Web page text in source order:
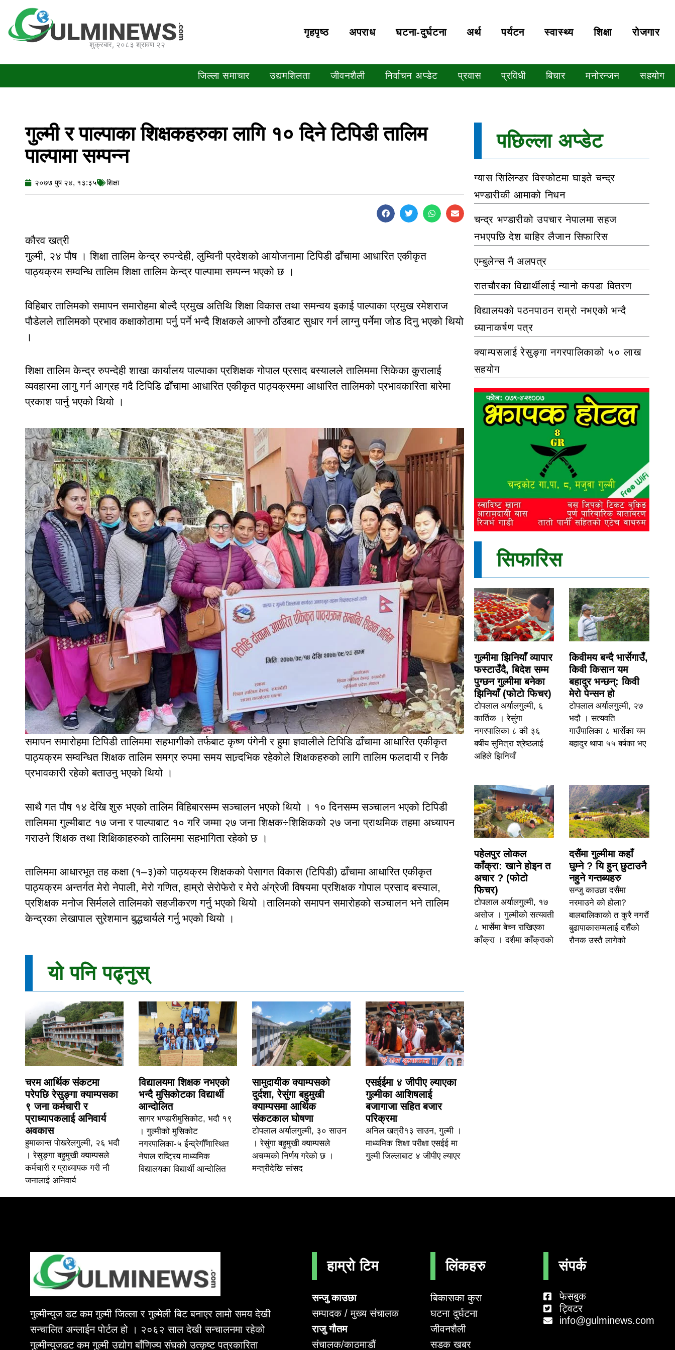
content
शुक्रबार, २०८३ श्रावण २२
गृहपृष्‍ठ अपराध घटना-दुर्घटना अर्थ पर्यटन स्वास्थ्य शिक्षा रोजगार
जिल्ला समाचार उद्यमशिलता जीवनशैली निर्वाचन अप्डेट प्रवास प्रविधी बिचार मनोरन्जन सहयोग
गुल्मी र पाल्पाका शिक्षकहरुका लागि १० दिने टिपिडी तालिम
पाल्पामा सम्पन्न
२०७७ पुष २४, १३:३५ शिक्षा
कौरव खत्री
गुल्मी, २४ पौष । शिक्षा तालिम केन्द्र रुपन्देही, लुम्विनी प्रदेशको आयोजनामा टिपिडी ढाँचामा आधारित एकीकृत
पाठ्यक्रम सम्वन्धि तालिम शिक्षा तालिम केन्द्र पाल्पामा सम्पन्न भएको छ ।
विहिबार तालिमको समापन समारोहमा बोल्दै प्रमुख अतिथि शिक्षा विकास तथा समन्वय इकाई पाल्पाका प्रमुख रमेशराज
पौडेलले तालिमको प्रभाव कक्षाकोठामा पर्नु पर्ने भन्दै शिक्षकले आफ्नो ठाँउबाट सुधार गर्न लाग्नु पर्नेमा जोड दिनु भएको थियो
।
शिक्षा तालिम केन्द्र रुपन्देही शाखा कार्यालय पाल्पाका प्रशिक्षक गोपाल प्रसाद बस्यालले तालिममा सिकेका कुरालाई
व्यवहारमा लागु गर्न आग्रह गदै टिपिडि ढाँचामा आधारित एकीकृत पाठ्यक्रममा आधारित तालिमको प्रभावकारिता बारेमा
प्रकाश पार्नु भएको थियो ।
समापन समारोहमा टिपिडी तालिममा सहभागीको तर्फबाट कृष्ण पंगेनी र हुमा ज्ञवालीले टिपिडि ढाँचामा आधारित एकीकृत
पाठ्यक्रम सम्वन्धित शिक्षक तालिम समग्र रुपमा समय सान्र्दभिक रहेकोले शिक्षकहरुको लागि तालिम फलदायी र निकै
प्रभावकारी रहेको बताउनु भएको थियो ।
साथै गत पौष १४ देखि शुरु भएको तालिम विहिबारसम्म सञ्चालन भएको थियो । १० दिनसम्म सञ्चालन भएको टिपिडी
तालिममा गुल्मीबाट १७ जना र पाल्पाबाट १० गरि जम्मा २७ जना शिक्षक÷शिक्षिकको २७ जना प्राथमिक तहमा अध्यापन
गराउने शिक्षक तथा शिक्षिकाहरुको तालिममा सहभागिता रहेको छ ।
तालिममा आधारभूत तह कक्षा (१–३)को पाठ्यक्रम शिक्षकको पेसागत विकास (टिपिडी) ढाँचामा आधारित एकीकृत
पाठ्यक्रम अन्तर्गत मेरो नेपाली, मेरो गणित, हाम्रो सेरोफेरो र मेरो अंग्रेजी विषयमा प्रशिक्षक गोपाल प्रसाद बस्याल,
प्रशिक्षक मनोज सिर्मलले तालिमको सहजीकरण गर्नु भएको थियो ।तालिमको समापन समारोहको सञ्चालन भने तालिम
केन्द्रका लेखापाल सुरेशमान बुद्धचार्यले गर्नु भएको थियो ।
यो पनि पढ्नुस्
चरम आर्थिक संकटमा
परेपछि रेसुङ्गा क्याम्पसका
९ जना कर्मचारी र
प्राध्यापकलाई अनिवार्य
अवकास
हुमाकान्त पोखरेलगुल्मी, २६ भदौ
। रेसुङ्गा बहुमुखी क्याम्पसले
कर्मचारी र प्राध्यापक गरी नौ
जनालाई अनिवार्य
विद्यालयमा शिक्षक नभएको
भन्दै मुसिकोटका विद्यार्थी
आन्दोलित
सागर भण्डारीमुसिकोट, भदौ १९
। गुल्मीको मुसिकोट
नगरपालिका-५ ईन्द्रेगौँणास्थित
नेपाल राष्ट्रिय माध्यमिक
विद्यालयका विद्यार्थी आन्दोलित
सामुदायीक क्याम्पसको
दुर्दशा, रेसुंगा बहुमुखी
क्याम्पसमा आर्थिक
संकटकाल घोषणा
टोपलाल अर्यालगुल्मी, ३० साउन
। रेसुंगा बहुमुखी क्याम्पसले
अचम्मको निर्णय गरेको छ ।
मन्त्रीदेखि सांसद
एसईईमा ४ जीपीए ल्याएका
गुल्मीका आशिषलाई
बजागाजा सहित बजार
परिक्रमा
अनिल खत्री१३ साउन, गुल्मी ।
माध्यमिक शिक्षा परीक्षा एसईई मा
गुल्मी जिल्लाबाट ४ जीपीए ल्याएर
पछिल्ला अप्डेट
ग्यास सिलिन्डर विस्फोटमा घाइते चन्द्र
भण्डारीकी आमाको निधन
चन्द्र भण्डारीको उपचार नेपालमा सहज
नभएपछि देश बाहिर लैजान सिफारिस
एम्बुलेन्स नै अलपत्र
रातचौरका विद्यार्थीलाई न्यानो कपडा वितरण
विद्यालयको पठनपाठन राम्रो नभएको भन्दै
ध्यानाकर्षण पत्र
क्याम्पसलाई रेसुङ्गा नगरपालिकाको ५० लाख
सहयोग
सिफारिस
गुल्मीमा झिनियाँ व्यापार
फस्टाउँदै, बिदेश सम्म
पुग्छन गुल्मीमा बनेका
झिनियाँ (फोटो फिचर)
टोपलाल अर्यालगुल्मी, ६
कार्तिक । रेसुंगा
नगरपालिका ८ की ३६
बर्षीय सुमित्रा श्रेष्ठलाई
अहिले झिनियाँ
किवीमय बन्दै भार्सेगाउँ,
किवी किसान यम
बहादुर भन्छन्: किवी
मेरो पेन्सन हो
टोपलाल अर्यालगुल्मी, २७
भदौ । सत्यवति
गाउँपालिका ८ भार्सेका यम
बहादुर थापा ५५ बर्षका भए
पहेलपुर लोकल
काँक्रा: खाने होइन त
अचार ? (फोटो
फिचर)
टोपलाल अर्यालगुल्मी, १७
असोज । गुल्मीको सत्यवती
८ भार्सेमा बेच्न राखिएका
काँक्रा । दशैमा काँक्राको
दसैंमा गुल्मीमा कहाँ
घुम्ने ? यि हुन् छुटाउनै
नहुने गन्तब्यहरु
सन्जु काउछा दसैंमा
नरमाउने को होला?
बालबालिकाको त कुरै नगरौं
बुढापाकासम्मलाई दशैँको
रौनक उस्तै लागेको
गुल्मीन्युज डट कम गुल्मी जिल्ला र गुल्मेली बिट बनाएर लामो समय देखी
सन्चालित अन्लाईन पोर्टल हो । २०६२ साल देखी सन्चालनमा रहेको
गुल्मीन्युजडट कम गुल्मी उद्योग बाँणिज्य संघको उत्कृष्ट पत्रकारिता
हाम्रो टिम
सन्जु काउछा
सम्पादक / मुख्य संचालक
राजु गौतम
संचालक/काठमाडौं
लिंकहरु
बिकासका कुरा
घटना दुर्घटना
जीवनशैली
सडक खबर
संपर्क
फेसबुक
ट्विटर
info@gulminews.com